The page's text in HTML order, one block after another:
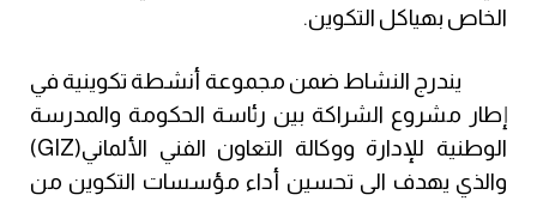
الخاص بهياكل التكوين.
يندرج النشاط ضمن مجموعة أنشطة تكوينية في
إطار مشروع الشراكة بين رئاسة الحكومة والمدرسة
الوطنية للإدارة ووكالة التعاون الفني الألماني(GIZ)
والذي يهدف الى تحسين أداء مؤسسات التكوين من